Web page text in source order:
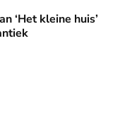
‘Het kleine huis’